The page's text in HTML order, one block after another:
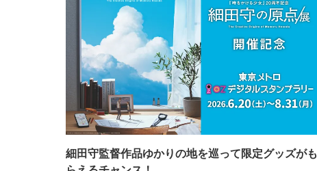
細田守監督作品ゆかりの地を巡って限定グッズがも